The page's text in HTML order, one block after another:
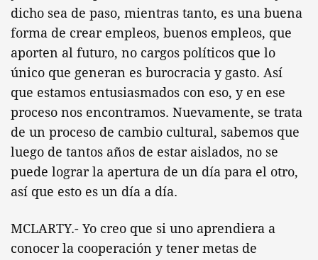
dicho sea de paso, mientras tanto, es una buena
forma de crear empleos, buenos empleos, que
aporten al futuro, no cargos políticos que lo
único que generan es burocracia y gasto. Así
que estamos entusiasmados con eso, y en ese
proceso nos encontramos. Nuevamente, se trata
de un proceso de cambio cultural, sabemos que
luego de tantos años de estar aislados, no se
puede lograr la apertura de un día para el otro,
así que esto es un día a día.
MCLARTY.- Yo creo que si uno aprendiera a
conocer la cooperación y tener metas de